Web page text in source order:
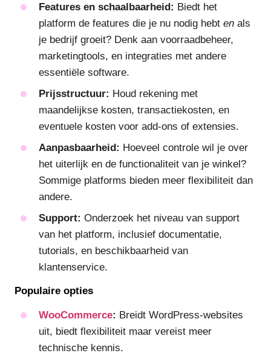
Features en schaalbaarheid: Biedt het
platform de features die je nu nodig hebt en als
je bedrijf groeit? Denk aan voorraadbeheer,
marketingtools, en integraties met andere
essentiële software.
Prijsstructuur: Houd rekening met
maandelijkse kosten, transactiekosten, en
eventuele kosten voor add-ons of extensies.
Aanpasbaarheid: Hoeveel controle wil je over
het uiterlijk en de functionaliteit van je winkel?
Sommige platforms bieden meer flexibiliteit dan
andere.
Support: Onderzoek het niveau van support
van het platform, inclusief documentatie,
tutorials, en beschikbaarheid van
klantenservice.
Populaire opties
WooCommerce: Breidt WordPress-websites
uit, biedt flexibiliteit maar vereist meer
technische kennis.